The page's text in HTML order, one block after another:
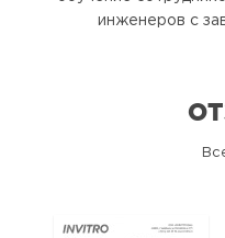
инженеров с